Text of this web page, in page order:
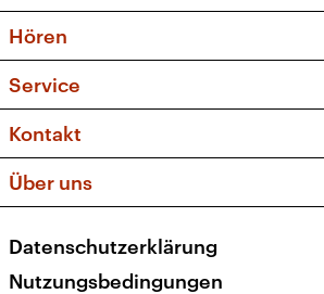
Sendungen und Podcasts
Musikliste
Kakadu – Das Kinderprogramm
Hören
Frequenzen (UKW + DAB+)
Service
FAQ
Apps
Newsletter
Kontakt
Social Media
Über uns
Presse
Datenschutzerklärung
Nutzungsbedingungen